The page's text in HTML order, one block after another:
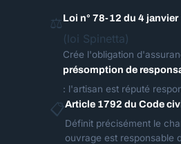
⚖️Loi n° 78-12 du 4 janvier
(loi Spinetta)
Crée l'obligation
présomption de
: l'artisan est réputé
📋Article 1792 du Code
Définit précisément le
ouvrage est responsable